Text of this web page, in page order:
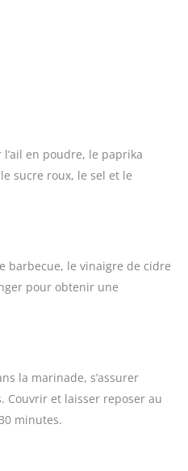
en poudre, le paprika
sucre roux, le sel et le
barbecue, le vinaigre de cidre
pour obtenir une
la marinade, s’assurer
Couvrir et laisser reposer au
minutes.